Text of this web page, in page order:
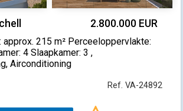
2.800.000 EUR
215 m² Perceeloppervlakte:
4 Slaapkamer: 3 ,
Airconditioning
Ref. VA-24892